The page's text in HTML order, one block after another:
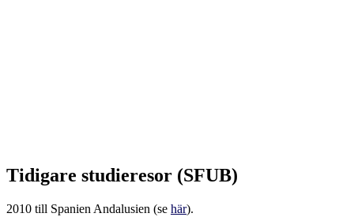
Tidigare studieresor (SFUB)
2010 till Spanien Andalusien (se här).